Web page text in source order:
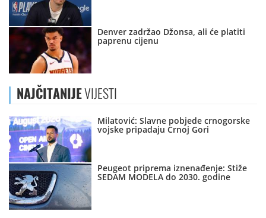
Denver zadržao Džonsa, ali će platiti
paprenu cijenu
NAJČITANIJEVIJESTI
Milatović: Slavne pobjede crnogorske
vojske pripadaju Crnoj Gori
Peugeot priprema iznenađenje: Stiže
SEDAM MODELA do 2030. godine